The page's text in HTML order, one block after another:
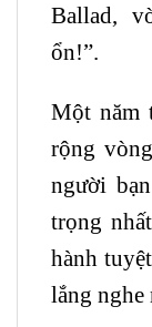
Ballad,
ổn!”.
Một năm
rộng
người
trọng
hành
lắng nghe